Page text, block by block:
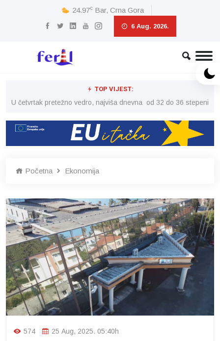
24.97c Bar, Crna Gora
6 Aug. 2026.
TOP VIJEST:
U četvrtak pretežno vedro, najviša dnevna od 32 do 36 stepeni
Početna Ekonomija
574 25 Aug, 2025. 05:40h